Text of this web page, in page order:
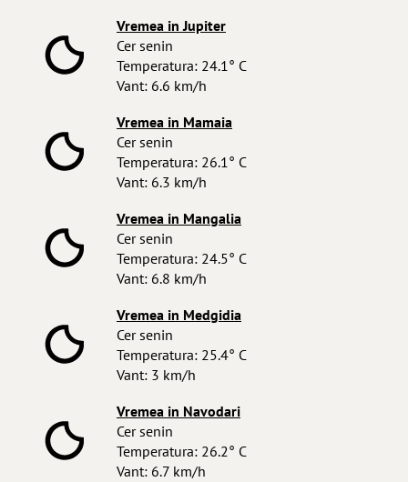
Vremea in Jupiter
Cer senin
Temperatura: 24.1° C
Vant: 6.6 km/h
Vremea in Mamaia
Cer senin
Temperatura: 26.1° C
Vant: 6.3 km/h
Vremea in Mangalia
Cer senin
Temperatura: 24.5° C
Vant: 6.8 km/h
Vremea in Medgidia
Cer senin
Temperatura: 25.4° C
Vant: 3 km/h
Vremea in Navodari
Cer senin
Temperatura: 26.2° C
Vant: 6.7 km/h